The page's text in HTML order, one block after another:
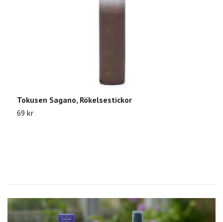
Tokusen Sagano, Rökelsestickor
69 kr